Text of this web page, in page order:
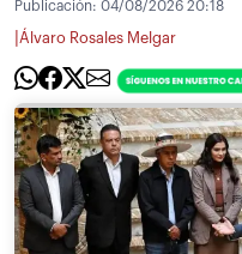
Publicación: 04/08/2026 20:18
Álvaro Rosales Melgar